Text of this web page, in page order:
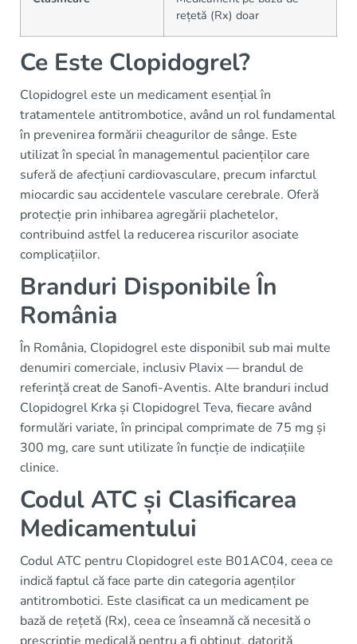
rețetă (Rx) doar
Ce Este Clopidogrel?
Clopidogrel este un medicament esențial în
tratamentele antitrombotice, având un rol fundamental
în prevenirea formării cheagurilor de sânge. Este
utilizat în special în managementul pacienților care
suferă de afecțiuni cardiovasculare, precum infarctul
miocardic sau accidentele vasculare cerebrale. Oferă
protecție prin inhibarea agregării plachetelor,
contribuind astfel la reducerea riscurilor asociate
complicațiilor.
Branduri Disponibile În
România
În România, Clopidogrel este disponibil sub mai multe
denumiri comerciale, inclusiv Plavix — brandul de
referință creat de Sanofi-Aventis. Alte branduri includ
Clopidogrel Krka și Clopidogrel Teva, fiecare având
formulări variate, în principal comprimate de 75 mg și
300 mg, care sunt utilizate în funcție de indicațiile
clinice.
Codul ATC și Clasificarea
Medicamentului
Codul ATC pentru Clopidogrel este B01AC04, ceea ce
indică faptul că face parte din categoria agenților
antitrombotici. Este clasificat ca un medicament pe
bază de rețetă (Rx), ceea ce înseamnă că necesită o